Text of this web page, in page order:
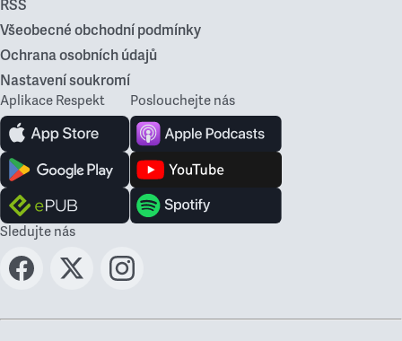
RSS
Všeobecné obchodní podmínky
Ochrana osobních údajů
Nastavení soukromí
Aplikace Respekt Poslouchejte nás
Sledujte nás